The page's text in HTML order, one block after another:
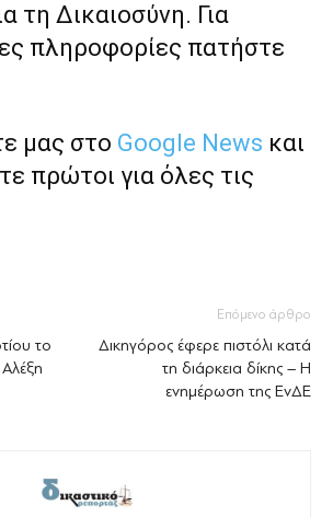
τη Δικαιοσύνη. Για
πληροφορίες πατήστε
μας στο Google News και
πρώτοι για όλες τις
το
Επόμενο άρθρο
Δικηγόρος έφερε πιστόλι κατά
τη διάρκεια δίκης – Η
ενημέρωση της ΕνΔΕ